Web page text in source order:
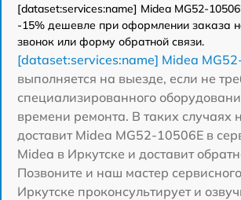
[dataset:services:name] Midea MG52-
-15% дешевле при оформлении заказа
звонок или форму обратной связи.
[dataset:services:name] Midea
выполняется на выезде, если не
специализированного
времени ремонта. В таких случаях
доставит Midea MG52-10506E в
Midea в Иркутске и доставит
Позвоните и наш мастер
Иркутске проконсультирует и